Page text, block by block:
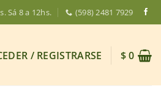
Sá 8 a 12hs. (598) 2481 7929
/ REGISTRARSE $0